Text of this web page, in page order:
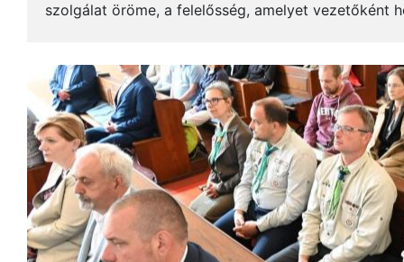
szolgálat öröme, a felelősség, amelyet vezetőként